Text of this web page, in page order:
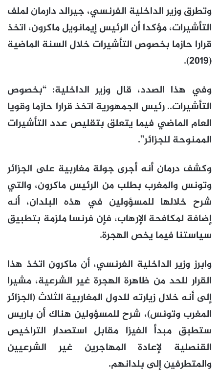
وتطرق وزير الداخلية الفرنسي، جيرالد دارمان لملف
التأشيرات، مؤكدا أن الرئيس إيمانويل ماكرون، اتخذ
قرارا حازما بخصوص التأشيرات خلال السنة الماضية
(2019).
وفي هذا الصدد، قال وزير الداخلية: “بخصوص
التأشيرات.. رئيس الجمهورية اتخذ قرارا حازما وقويا
العام الماضي فيما يتعلق بتقليص عدد التأشيرات
الممنوحة للجزائر”.
وكشف درمان أنه أجرى جولة مغاربية على الجزائر
وتونس والمغرب بطلب من الرئيس ماكرون، والتي
شرح خلالها للمسؤولين في هذه البلدان، أنه
إضافة لمكافحة الإرهاب، فإن فرنسا ملزمة بتطبيق
سياستنا فيما يخص الهجرة.
وابرز وزير الداخلية الفرنسي، أن ماكرون اتخذ هذا
القرار للحد من ظاهرة الهجرة غير الشرعية، مشيرا
إلى أنه خلال زيارته للدول المغاربية الثلاث (الجزائر
المغرب وتونس)، شرح للمسؤولين هناك أن باريس
ستطبق مبدأ الفيزا مقابل استصدار التراخيص
القنصلية لإعادة المهاجرين غير الشرعيين
والمتطرفين إلى بلدانهم.